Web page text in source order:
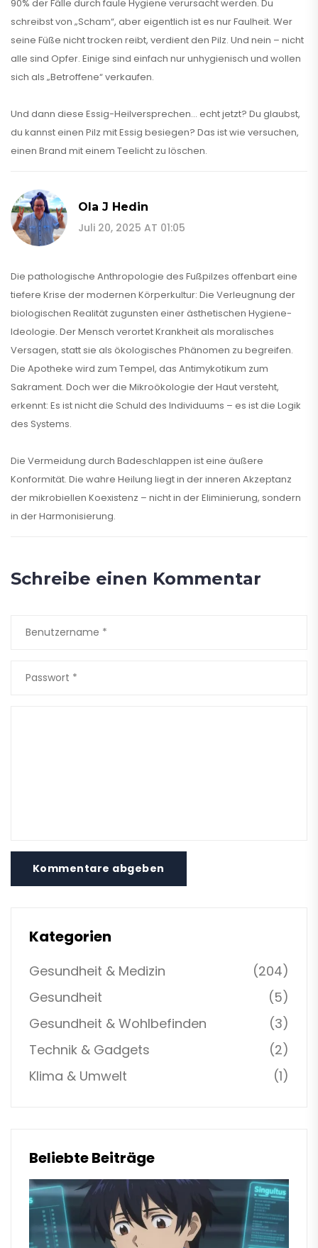
90% der Fälle durch faule Hygiene verursacht werden. Du
schreibst von „Scham“, aber eigentlich ist es nur Faulheit. Wer
seine Füße nicht trocken reibt, verdient den Pilz. Und nein – nicht
alle sind Opfer. Einige sind einfach nur unhygienisch und wollen
sich als „Betroffene“ verkaufen.
Und dann diese Essig-Heilversprechen… echt jetzt? Du glaubst,
du kannst einen Pilz mit Essig besiegen? Das ist wie versuchen,
einen Brand mit einem Teelicht zu löschen.
Ola J Hedin
Juli 20, 2025 AT 01:05
Die pathologische Anthropologie des Fußpilzes offenbart eine
tiefere Krise der modernen Körperkultur: Die Verleugnung der
biologischen Realität zugunsten einer ästhetischen Hygiene-
Ideologie. Der Mensch verortet Krankheit als moralisches
Versagen, statt sie als ökologisches Phänomen zu begreifen.
Die Apotheke wird zum Tempel, das Antimykotikum zum
Sakrament. Doch wer die Mikroökologie der Haut versteht,
erkennt: Es ist nicht die Schuld des Individuums – es ist die Logik
des Systems.
Die Vermeidung durch Badeschlappen ist eine äußere
Konformität. Die wahre Heilung liegt in der inneren Akzeptanz
der mikrobiellen Koexistenz – nicht in der Eliminierung, sondern
in der Harmonisierung.
Schreibe einen Kommentar
Kommentare abgeben
Kategorien
Gesundheit & Medizin
(204)
Gesundheit
(5)
Gesundheit & Wohlbefinden
(3)
Technik & Gadgets
(2)
Klima & Umwelt
(1)
Beliebte Beiträge